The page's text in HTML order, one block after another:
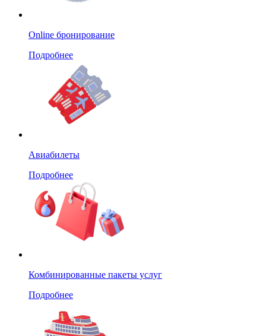
Online бронирование
Подробнее
Авиабилеты
Подробнее
Комбинированные пакеты услуг
Подробнее